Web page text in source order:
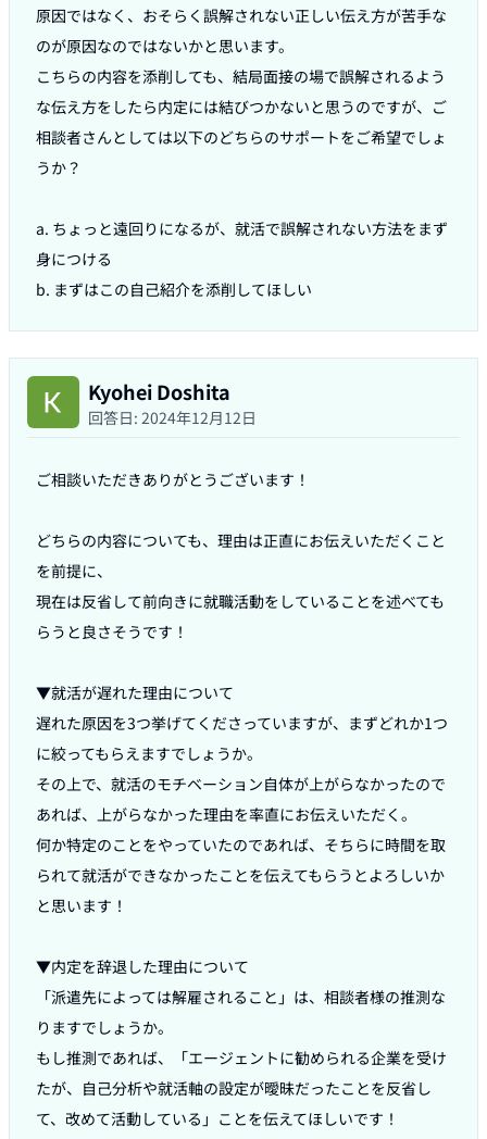
原因ではなく、おそらく誤解されない正しい伝え方が苦手な
のが原因なのではないかと思います。
こちらの内容を添削しても、結局面接の場で誤解されるよう
な伝え方をしたら内定には結びつかないと思うのですが、ご
相談者さんとしては以下のどちらのサポートをご希望でしょ
うか？
a. ちょっと遠回りになるが、就活で誤解されない方法をまず
身につける
Kyohei Doshita
回答日: 2024年12月12日
ご相談いただきありがとうございます！
どちらの内容についても、理由は正直にお伝えいただくこと
を前提に、
現在は反省して前向きに就職活動をしていることを述べても
らうと良さそうです！
▼就活が遅れた理由について
遅れた原因を3つ挙げてくださっていますが、まずどれか1つ
に絞ってもらえますでしょうか。
その上で、就活のモチベーション自体が上がらなかったので
あれば、上がらなかった理由を率直にお伝えいただく。
何か特定のことをやっていたのであれば、そちらに時間を取
られて就活ができなかったことを伝えてもらうとよろしいか
と思います！
▼内定を辞退した理由について
「派遣先によっては解雇されること」は、相談者様の推測な
りますでしょうか。
もし推測であれば、「エージェントに勧められる企業を受け
たが、自己分析や就活軸の設定が曖昧だったことを反省し
て、改めて活動している」ことを伝えてほしいです！